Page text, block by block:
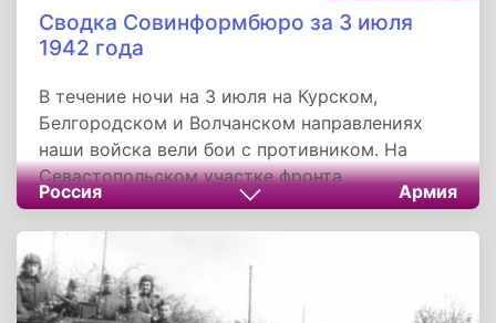
Сводка Совинформбюро за 3 июля
1942 года
В течение ночи на 3 июля на Курском,
Белгородском и Волчанском направлениях
наши войска вели бои с противником. На
Севастопольском участке фронта
продолжались бои на улицах города. На
других участках фронта существенных
изменений не произошло. На Курском
направлении идут напряжённые бои, в ходе
которых наши войска наносят противнику
Россия Армия